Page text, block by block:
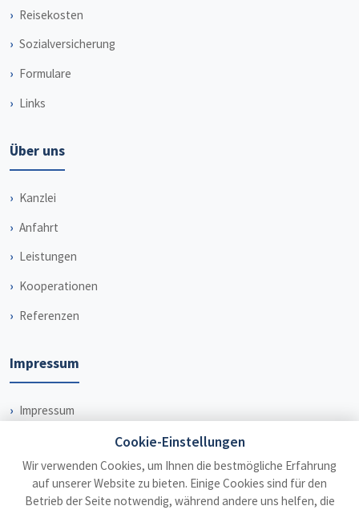
Reisekosten
Sozialversicherung
Formulare
Links
Über uns
Kanzlei
Anfahrt
Leistungen
Kooperationen
Referenzen
Impressum
Impressum
Haftungsausschluss
Cookie-Einstellungen
Wir verwenden Cookies, um Ihnen die bestmögliche Erfahrung
auf unserer Website zu bieten. Einige Cookies sind für den
Betrieb der Seite notwendig, während andere uns helfen, die